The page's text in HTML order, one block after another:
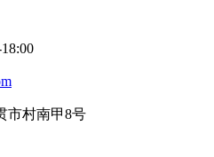
市村南甲8号